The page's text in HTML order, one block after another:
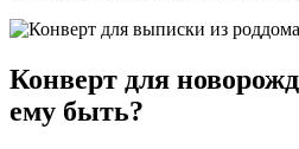
Конверт для
ему быть?